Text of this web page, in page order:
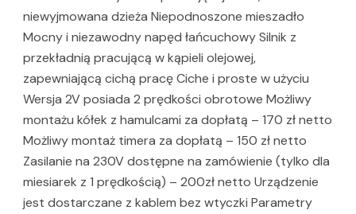
niewyjmowana dzieża Niepodnoszone mieszadło
Mocny i niezawodny napęd łańcuchowy Silnik z
przekładnią pracującą w kąpieli olejowej,
zapewniającą cichą pracę Ciche i proste w użyciu
Wersja 2V posiada 2 prędkości obrotowe Możliwy
montażu kółek z hamulcami za dopłatą – 170 zł netto
Możliwy montaż timera za dopłatą – 150 zł netto
Zasilanie na 230V dostępne na zamówienie (tylko dla
miesiarek z 1 prędkością) – 200zł netto Urządzenie
jest dostarczane z kablem bez wtyczki Parametry